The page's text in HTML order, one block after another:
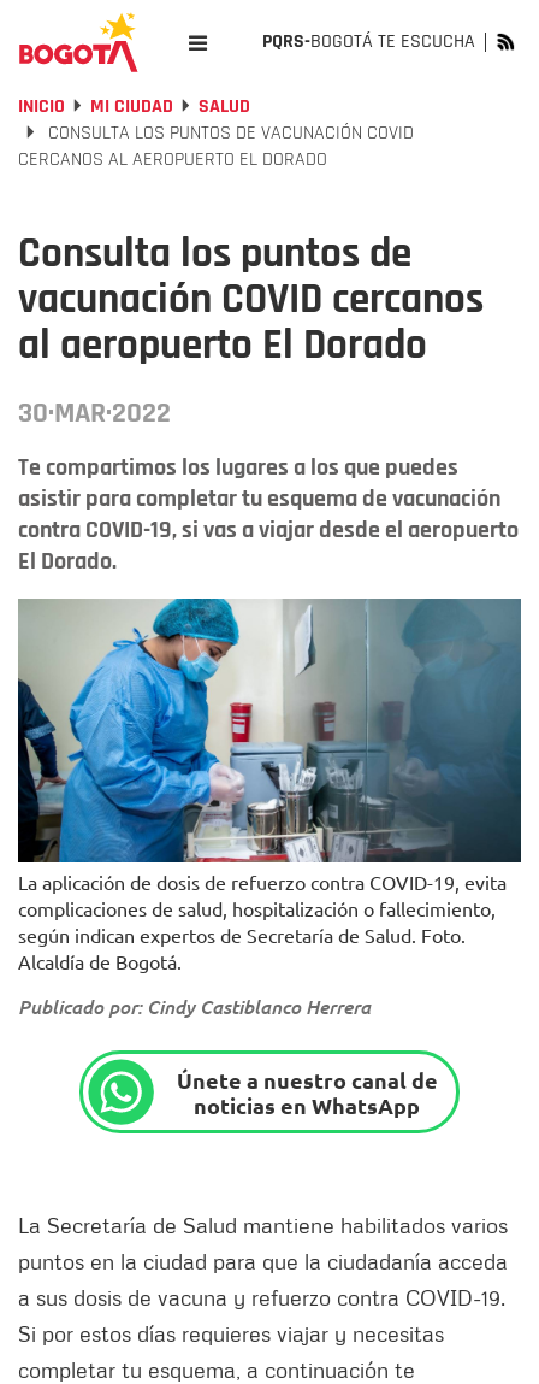
PQRS-BOGOTÁ TE ESCUCHA
INICIO MI CIUDAD
SALUD
CONSULTA LOS PUNTOS DE VACUNACIÓN COVID
CERCANOS AL AEROPUERTO EL DORADO
Consulta los puntos de
vacunación COVID cercanos
al aeropuerto El Dorado
30·MAR·2022
Te compartimos los lugares a los que puedes
asistir para completar tu esquema de vacunación
contra COVID-19, si vas a viajar desde el aeropuerto
El Dorado.
La aplicación de dosis de refuerzo contra COVID-19, evita
complicaciones de salud, hospitalización o fallecimiento,
según indican expertos de Secretaría de Salud. Foto.
Alcaldía de Bogotá.
Publicado por: Cindy Castiblanco Herrera
Únete a nuestro canal de
noticias en WhatsApp
La Secretaría de Salud mantiene habilitados varios
puntos en la ciudad para que la ciudadanía acceda
a sus dosis de vacuna y refuerzo contra COVID-19.
Si por estos días requieres viajar y necesitas
completar tu esquema, a continuación te